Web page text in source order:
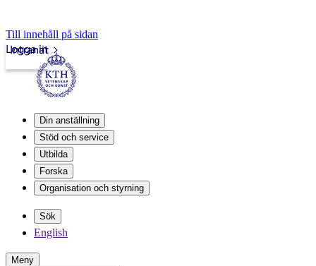
Till innehåll på sidan
Intranät
Logga in
Din anställning
Stöd och service
Utbilda
Forska
Organisation och styrning
Sök
English
Meny